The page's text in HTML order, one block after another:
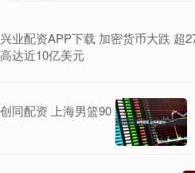
兴业配资APP下载 加密货币大跌 超
高达近10亿美元
创同配资 上海男篮90